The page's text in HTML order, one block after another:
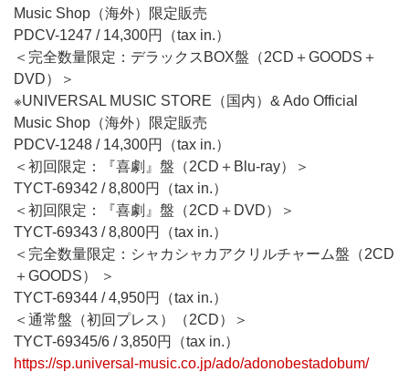
Music Shop（海外）限定販売
PDCV-1247 / 14,300円（tax in.）
＜完全数量限定：デラックスBOX盤（2CD＋GOODS＋
DVD）＞
※UNIVERSAL MUSIC STORE（国内）& Ado Official
Music Shop（海外）限定販売
PDCV-1248 / 14,300円（tax in.）
＜初回限定：『喜劇』盤（2CD＋Blu-ray）＞
TYCT-69342 / 8,800円（tax in.）
＜初回限定：『喜劇』盤（2CD＋DVD）＞
TYCT-69343 / 8,800円（tax in.）
＜完全数量限定：シャカシャカアクリルチャーム盤（2CD
＋GOODS） ＞
TYCT-69344 / 4,950円（tax in.）
＜通常盤（初回プレス）（2CD）＞
TYCT-69345/6 / 3,850円（tax in.）
https://sp.universal-music.co.jp/ado/adonobestadobum/